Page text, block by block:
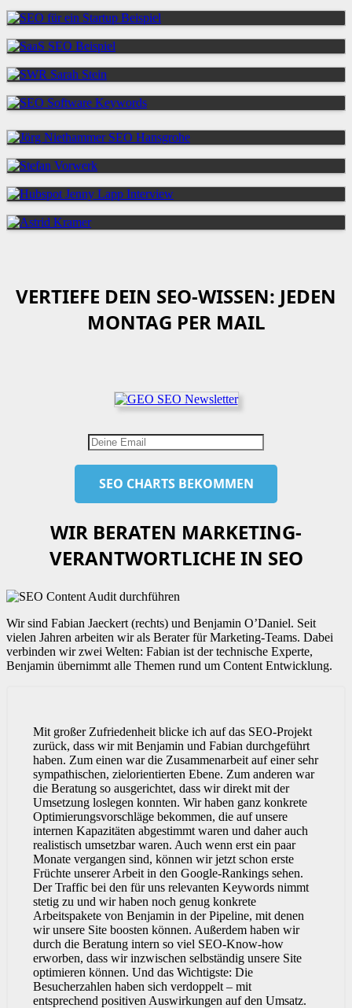
VERTIEFE DEIN SEO-WISSEN: JEDEN
MONTAG PER MAIL
WIR BERATEN MARKETING-
VERANTWORTLICHE IN SEO
Wir sind Fabian Jaeckert (rechts) und Benjamin O’Daniel. Seit
vielen Jahren arbeiten wir als Berater für Marketing-Teams. Dabei
verbinden wir zwei Welten: Fabian ist der technische Experte,
Benjamin übernimmt alle Themen rund um Content Entwicklung.
Mit großer Zufriedenheit blicke ich auf das SEO-Projekt
zurück, dass wir mit Benjamin und Fabian durchgeführt
haben. Zum einen war die Zusammenarbeit auf einer sehr
sympathischen, zielorientierten Ebene. Zum anderen war
die Beratung so ausgerichtet, dass wir direkt mit der
Umsetzung loslegen konnten. Wir haben ganz konkrete
Optimierungsvorschläge bekommen, die auf unsere
internen Kapazitäten abgestimmt waren und daher auch
realistisch umsetzbar waren. Auch wenn erst ein paar
Monate vergangen sind, können wir jetzt schon erste
Früchte unserer Arbeit in den Google-Rankings sehen.
Der Traffic bei den für uns relevanten Keywords nimmt
stetig zu und wir haben noch genug konkrete
Arbeitspakete von Benjamin in der Pipeline, mit denen
wir unsere Site boosten können. Außerdem haben wir
durch die Beratung intern so viel SEO-Know-how
erworben, dass wir inzwischen selbständig unsere Site
optimieren können. Und das Wichtigste: Die
Besucherzahlen haben sich verdoppelt – mit
entsprechend positiven Auswirkungen auf den Umsatz.